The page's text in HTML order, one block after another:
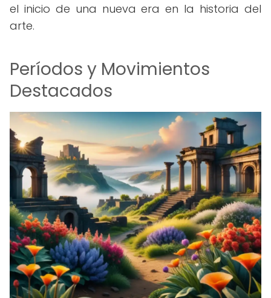
el inicio de una nueva era en la historia del
arte.
Períodos y Movimientos
Destacados